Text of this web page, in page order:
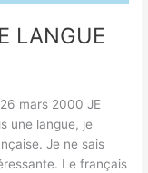
LANGUE
mars 2000 JE
une langue, je
Je ne sais
Le français